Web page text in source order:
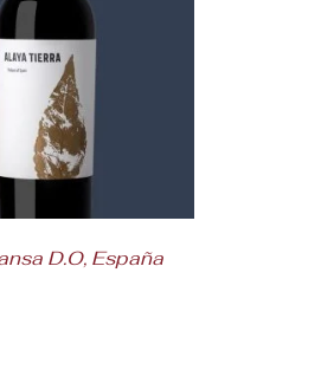
D.O, España